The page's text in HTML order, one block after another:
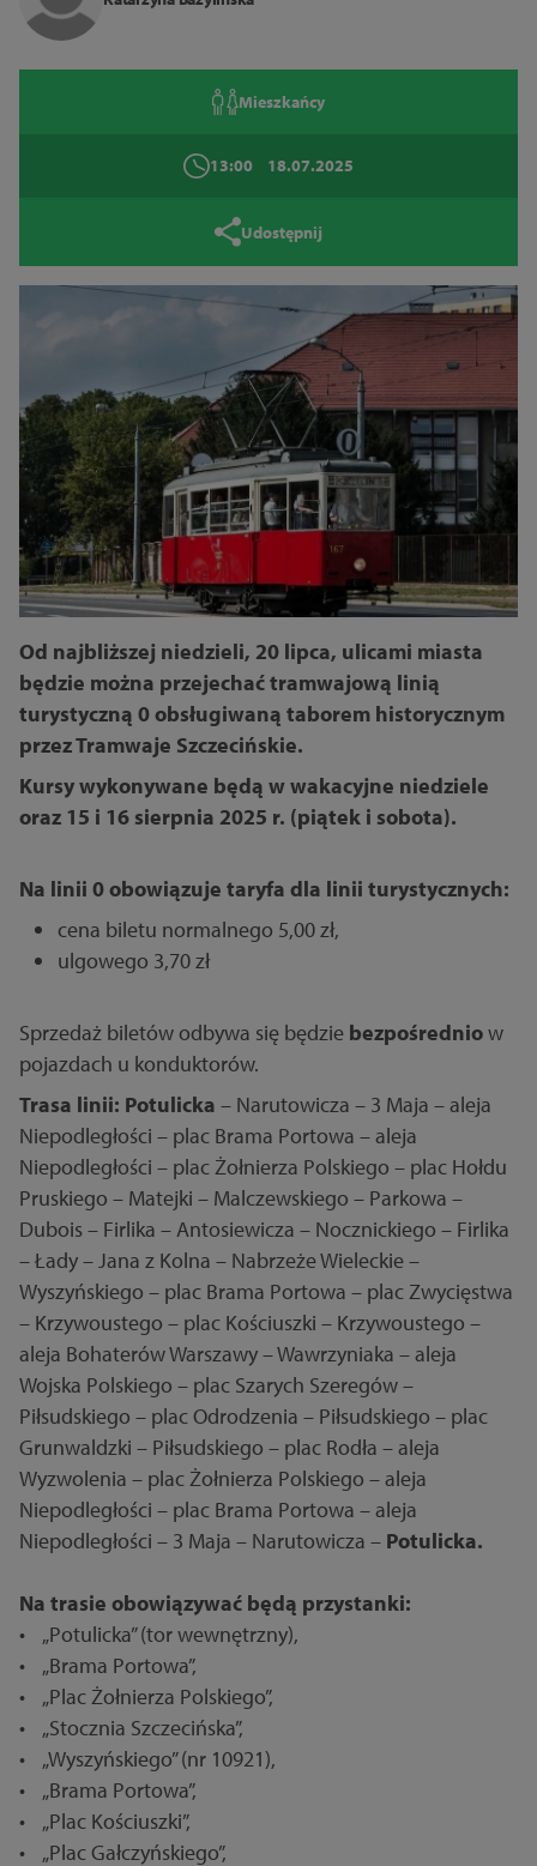
Mieszkańcy
13:00 18.07.2025
Udostępnij
Od najbliższej niedzieli, 20 lipca, ulicami miasta
będzie można przejechać tramwajową linią
turystyczną 0 obsługiwaną taborem historycznym
przez Tramwaje Szczecińskie.
Kursy wykonywane będą w wakacyjne niedziele
oraz 15 i 16 sierpnia 2025 r. (piątek i sobota).
Na linii 0 obowiązuje taryfa dla linii turystycznych:
cena biletu normalnego 5,00 zł,
ulgowego 3,70 zł
Sprzedaż biletów odbywa się będzie bezpośredniow
pojazdach u konduktorów.
Trasa linii: Potulicka – Narutowicza – 3 Maja – aleja
Niepodległości – plac Brama Portowa – aleja
Niepodległości – plac Żołnierza Polskiego – plac Hołdu
Pruskiego – Matejki – Malczewskiego – Parkowa –
Dubois – Firlika – Antosiewicza – Nocznickiego – Firlika
– Łady – Jana z Kolna – Nabrzeże Wieleckie –
Wyszyńskiego – plac Brama Portowa – plac Zwycięstwa
– Krzywoustego – plac Kościuszki – Krzywoustego –
aleja Bohaterów Warszawy – Wawrzyniaka – aleja
Wojska Polskiego – plac Szarych Szeregów –
Piłsudskiego – plac Odrodzenia – Piłsudskiego – plac
Grunwaldzki – Piłsudskiego – plac Rodła – aleja
Wyzwolenia – plac Żołnierza Polskiego – aleja
Niepodległości – plac Brama Portowa – aleja
Niepodległości – 3 Maja – Narutowicza – Potulicka.
Na trasie obowiązywać będą przystanki:
• „Potulicka” (tor wewnętrzny),
• „Brama Portowa”,
• „Plac Żołnierza Polskiego”,
• „Stocznia Szczecińska”,
• „Wyszyńskiego” (nr 10921),
• „Brama Portowa”,
• „Plac Kościuszki”,
• „Plac Gałczyńskiego”,